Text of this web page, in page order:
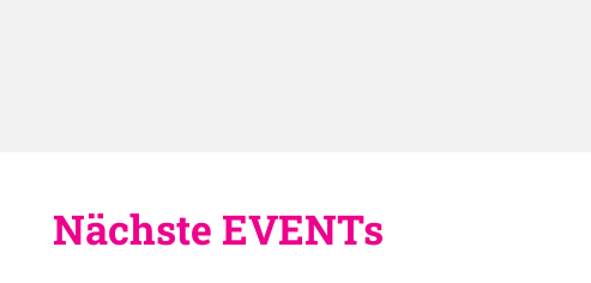
Nächste EVENTs